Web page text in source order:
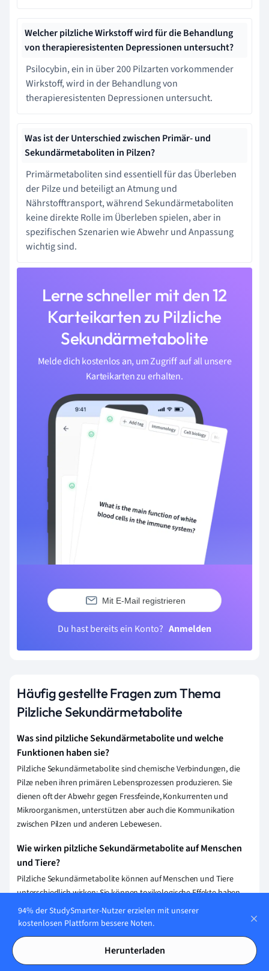
Welcher pilzliche Wirkstoff wird für die Behandlung
von therapieresistenten Depressionen untersucht?
Psilocybin, ein in über 200 Pilzarten vorkommender
Wirkstoff, wird in der Behandlung von
therapieresistenten Depressionen untersucht.
Was ist der Unterschied zwischen Primär- und
Sekundärmetaboliten in Pilzen?
Primärmetaboliten sind essentiell für das Überleben
der Pilze und beteiligt an Atmung und
Nährstofftransport, während Sekundärmetaboliten
keine direkte Rolle im Überleben spielen, aber in
spezifischen Szenarien wie Abwehr und Anpassung
wichtig sind.
Lerne schneller mit den 12
Karteikarten zu Pilzliche
Sekundärmetabolite
Melde dich kostenlos an, um Zugriff auf all unsere
Karteikarten zu erhalten.
Mit E-Mail registrieren
Du hast bereits ein Konto? Anmelden
Häufig gestellte Fragen zum Thema
Pilzliche Sekundärmetabolite
Was sind pilzliche Sekundärmetabolite und welche
Funktionen haben sie?
Pilzliche Sekundärmetabolite sind chemische Verbindungen, die
Pilze neben ihren primären Lebensprozessen produzieren. Sie
dienen oft der Abwehr gegen Fressfeinde, Konkurrenten und
Mikroorganismen, unterstützen aber auch die Kommunikation
zwischen Pilzen und anderen Lebewesen.
Wie wirken pilzliche Sekundärmetabolite auf Menschen
und Tiere?
Pilzliche Sekundärmetabolite können auf Menschen und Tiere
unterschiedlich wirken: Sie können toxikologische Effekte haben,
die bis zur Lähmung oder zum Tod führen, antimikrobielle
Eigenschaften besitzen, das Immunsystem beeinflussen oder als
psychotrope Substanzen das Bewusstsein verändern.
Wie werden pilzliche Sekundärmetabolite in der Medizin
94% der StudySmarter-Nutzer erzielen mit unserer
kostenlosen Plattform bessere Noten.
Herunterladen